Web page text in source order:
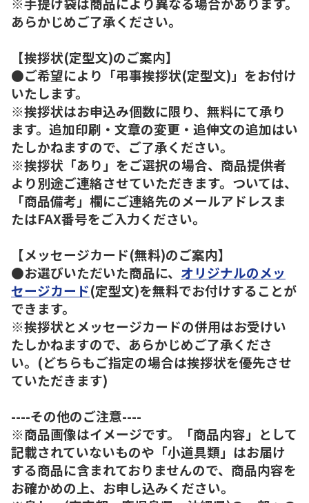
あらかじめご了承ください。
【挨拶状(定型文)のご案内】
●ご希望により「弔事挨拶状(定型文)」をお付け
いたします。
※挨拶状はお申込み個数に限り、無料にて承り
ます。追加印刷・文章の変更・追伸文の追加はい
たしかねますので、ご了承ください。
※挨拶状「あり」をご選択の場合、商品提供者
より別途ご連絡させていただきます。ついては、
「商品備考」欄にご連絡先のメールアドレスま
たはFAX番号をご入力ください。
【メッセージカード(無料)のご案内】
●お選びいただいた商品に、 オリジナルのメッ
セージカード(定型文)を無料でお付けすることが
できます。
※挨拶状とメッセージカードの併用はお受けい
たしかねますので、あらかじめご了承くださ
い。(どちらもご指定の場合は挨拶状を優先させ
ていただきます)
----その他のご注意----
※商品画像はイメージです。「商品内容」として
記載されていないものや「小道具類」はお届け
する商品に含まれておりませんので、商品内容を
お確かめの上、お申し込みください。